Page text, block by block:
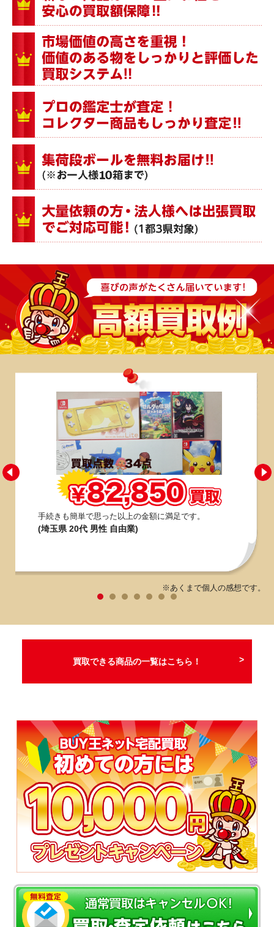
手続きも簡単で思った以上の金額に満足です。
(埼玉県 20代 男性 自由業)
※あくまで個人の感想です。
買取できる商品の一覧はこちら！